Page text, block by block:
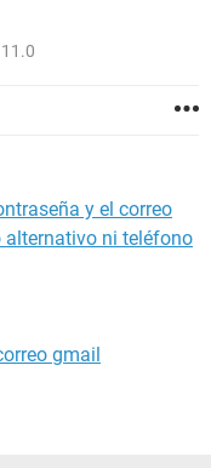
y el correo
alternativo ni teléfono
gmail